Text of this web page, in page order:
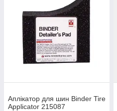
Аплікатор для шин Binder Tire
Applicator 215087